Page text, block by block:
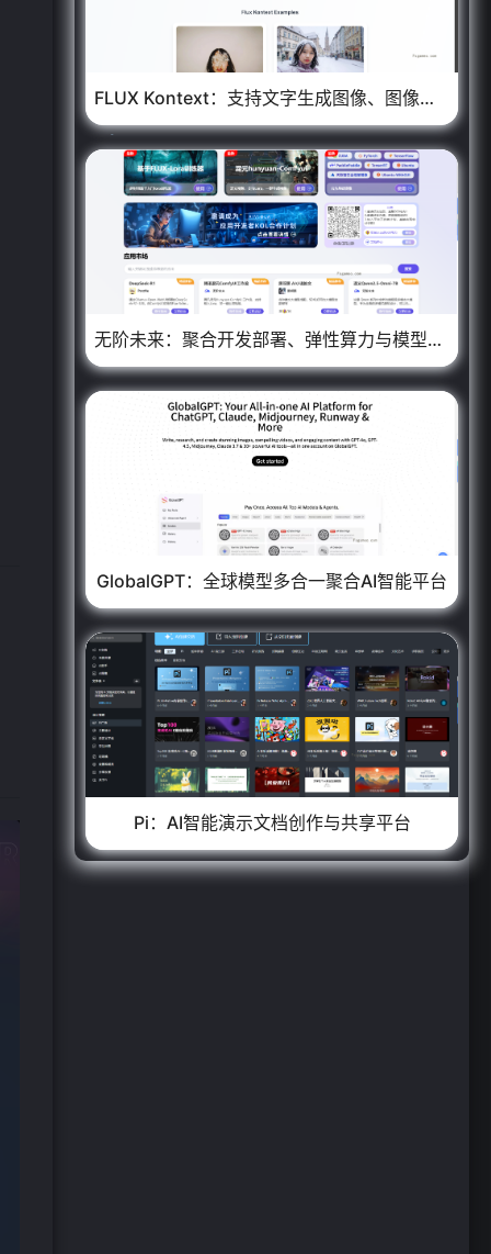
FLUX Kontext：支持文字生成图像、图像精细编辑的AI图像生成平台
无阶未来：聚合开发部署、弹性算力与模型训练为一体的AI平台
GlobalGPT：全球模型多合一聚合AI智能平台
Pi：AI智能演示文档创作与共享平台